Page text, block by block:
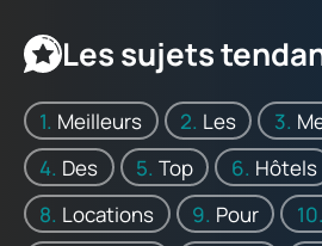
Les sujets
Meilleurs Les
Des
Top Hôtels
Locations
Pour